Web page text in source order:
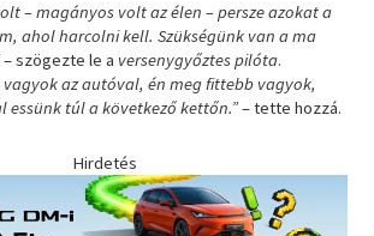
– magányos volt az élen – persze azokat a
ahol harcolni kell. Szükségünk van a ma
– szögezte le a versenygyőztes pilóta.
az autóval, én meg fittebb vagyok,
essünk túl a következő kettőn.”– tette hozzá.
Hirdetés